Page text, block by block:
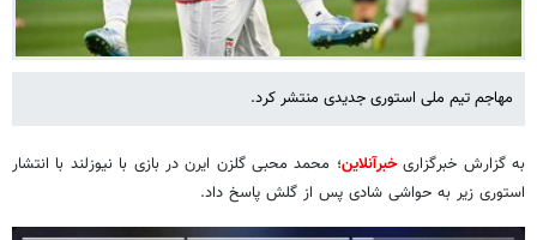
مهاجم تیم ملی استوری جدیدی منتشر کرد.
به گزارش خبرگزاریخبرآنلاین؛ محمد محبی گلزن ایرن در بازی با نیوزلند با انتشار
استوری زیر به حواشی شادی پس از گلش پاسخ داد.